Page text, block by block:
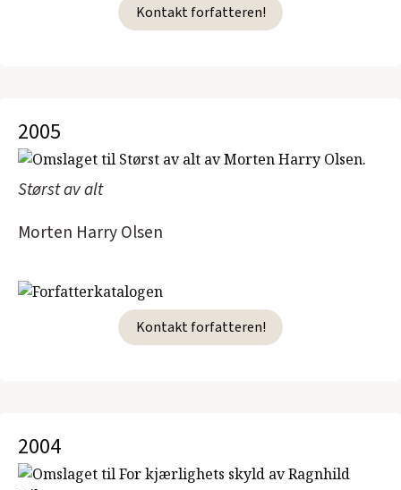
Kontakt forfatteren!
2005
Størst av alt
Morten Harry Olsen
Kontakt forfatteren!
2004